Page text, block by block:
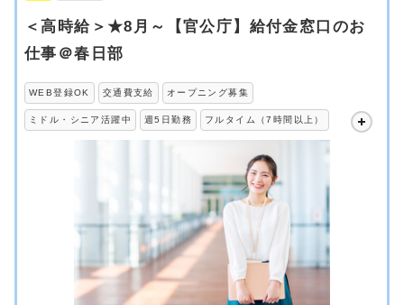
＜高時給＞★8月～【官公庁】給付金窓口のお
仕事＠春日部
WEB登録OK 交通費支給 オープニング募集
ミドル・シニア活躍中 週5日勤務 フルタイム（7時間以上）